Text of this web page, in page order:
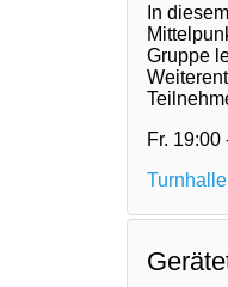
In
Gruppe
Fr. 19:00